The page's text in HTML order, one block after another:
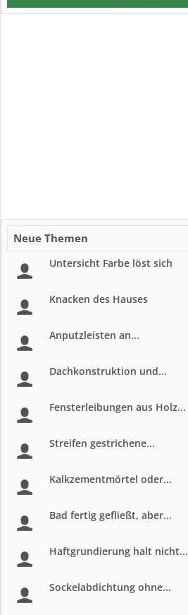
Neue Themen
Untersicht Farbe löst sich
Knacken des Hauses
Anputzleisten an...
Dachkonstruktion und...
Fensterleibungen aus Holz...
Streifen gestrichene...
Kalkzementmörtel oder...
Bad fertig gefließt, aber...
Haftgrundierung halt nicht...
Sockelabdichtung ohne...